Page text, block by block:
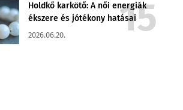
Holdkő karkötő: A női energiák
ékszere és jótékony hatásai
2026.06.20.